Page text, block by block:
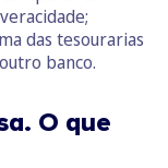
das tesourarias
banco.
O que